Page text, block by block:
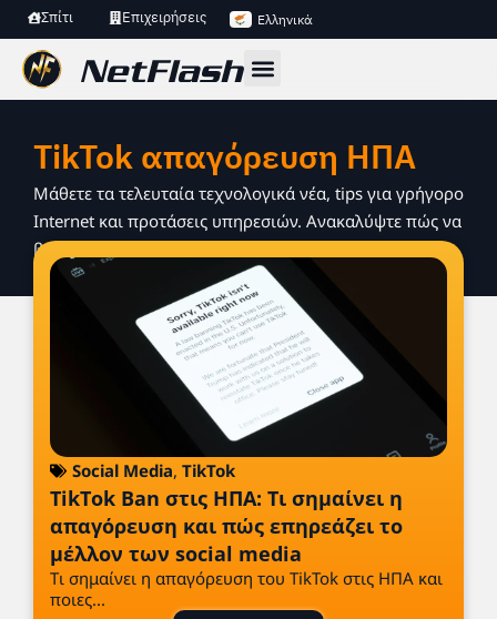
Σπίτι Επιχειρήσεις Ελληνικά
TikTok απαγόρευση ΗΠΑ
Μάθετε τα τελευταία τεχνολογικά νέα, tips για γρήγορο
Internet και προτάσεις υπηρεσιών. Ανακαλύψτε πώς να
βελτιώσετε τη σύνδεση και την online εμπειρία σας.
Social Media, TikTok
TikTok Ban στις ΗΠΑ: Τι σημαίνει η
απαγόρευση και πώς επηρεάζει το
μέλλον των social media
Tι σημαίνει η απαγόρευση του TikTok στις ΗΠΑ και
ποιες...